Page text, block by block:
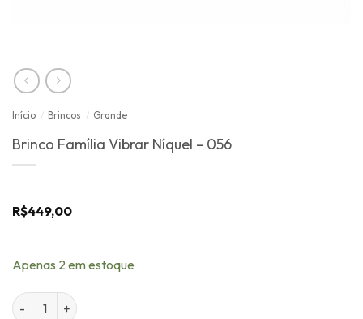
Início / Brincos / Grande
Brinco Família Vibrar Níquel – 056
R$449,00
Apenas 2 em estoque
Brinco Família Vibrar Níquel - 056 quantidade